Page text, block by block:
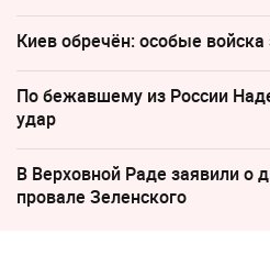
Киев обречён: особые
По бежавшему из России
удар
В Верховной Раде заявили о
провале Зеленского